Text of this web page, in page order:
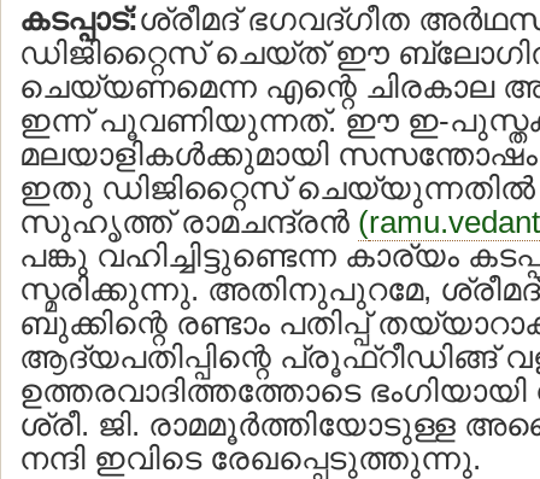
കടപ്പാട്:ശ്രീമദ് ഭഗവദ്ഗീത
ഡിജിറ്റൈസ് ചെയ്ത് ഈ
ചെയ്യണമെന്ന എന്റെ ചിരകാല
ഇന്ന് പൂവണിയുന്നത്. ഈ ഇ-
മലയാളികള്‍ക്കുമായി സസന്തോഷം
ഇതു ഡിജിറ്റൈസ് ചെയ്യുന്നതില്‍
സുഹൃത്ത് രാമചന്ദ്രന്‍ (
പങ്കു വഹിച്ചിട്ടുണ്ടെന്ന കാര്യം
സ്മരിക്കുന്നു. അതിനുപുറമേ,
ബുക്കിന്റെ രണ്ടാം പതിപ്പ്
ആദ്യപതിപ്പിന്റെ പ്രൂഫ്റീഡിങ്ങ്
ഉത്തരവാദിത്തത്തോടെ ഭംഗിയായി
ശ്രീ. ജി. രാമമൂര്‍ത്തിയോടുള്ള
നന്ദി ഇവിടെ രേഖപ്പെടുത്തുന്നു.